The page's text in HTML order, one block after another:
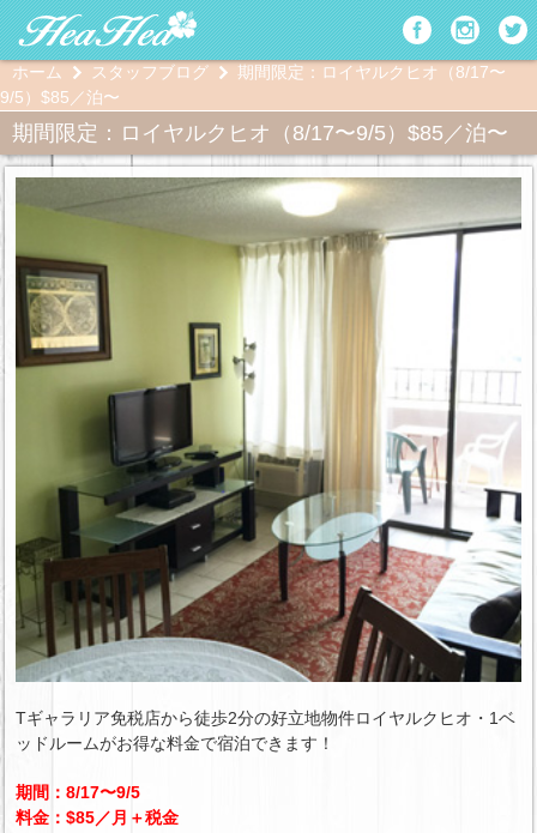
ホーム スタッフブログ
期間限定：ロイヤルクヒオ（8/17〜
9/5）$85／泊〜
期間限定：ロイヤルクヒオ（8/17〜9/5）$85／泊〜
Tギャラリア免税店から徒歩2分の好立地物件ロイヤルクヒオ・1ベ
ッドルームがお得な料金で宿泊できます！
期間：8/17〜9/5
料金：$85／月＋税金